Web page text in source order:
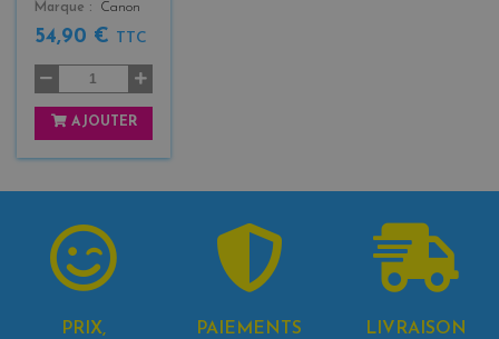
Marque
Canon
54,90 € TTC
AJOUTER
PRIX,
PAIEMENTS
LIVRAISON